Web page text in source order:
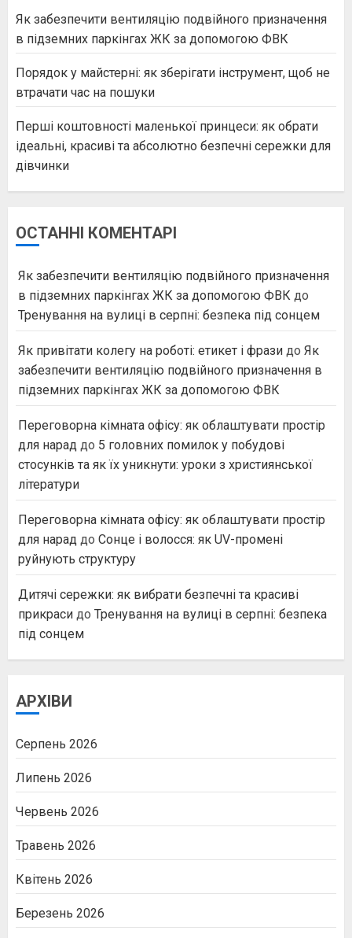
Як забезпечити вентиляцію подвійного призначення
в підземних паркінгах ЖК за допомогою ФВК
Порядок у майстерні: як зберігати інструмент, щоб не
втрачати час на пошуки
Перші коштовності маленької принцеси: як обрати
ідеальні, красиві та абсолютно безпечні сережки для
дівчинки
ОСТАННІ КОМЕНТАРІ
Як забезпечити вентиляцію подвійного призначення
в підземних паркінгах ЖК за допомогою ФВК до
Тренування на вулиці в серпні: безпека під сонцем
Як привітати колегу на роботі: етикет і фрази до Як
забезпечити вентиляцію подвійного призначення в
підземних паркінгах ЖК за допомогою ФВК
Переговорна кімната офісу: як облаштувати простір
для нарад до 5 головних помилок у побудові
стосунків та як їх уникнути: уроки з християнської
літератури
Переговорна кімната офісу: як облаштувати простір
для нарад до Сонце і волосся: як UV-промені
руйнують структуру
Дитячі сережки: як вибрати безпечні та красиві
прикраси до Тренування на вулиці в серпні: безпека
під сонцем
АРХІВИ
Серпень 2026
Липень 2026
Червень 2026
Травень 2026
Квітень 2026
Березень 2026